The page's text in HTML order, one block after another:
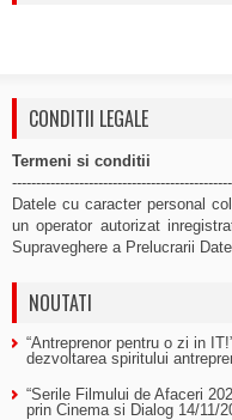
CONDITII LEGALE
Termeni si conditii
Datele cu caracter personal
un operator autorizat
Supraveghere a Prelucrarii
NOUTATI
“Antreprenor pentru o zi in
dezvoltarea spiritului
“Serile Filmului de Afaceri
prin Cinema si Dialog 14/11/